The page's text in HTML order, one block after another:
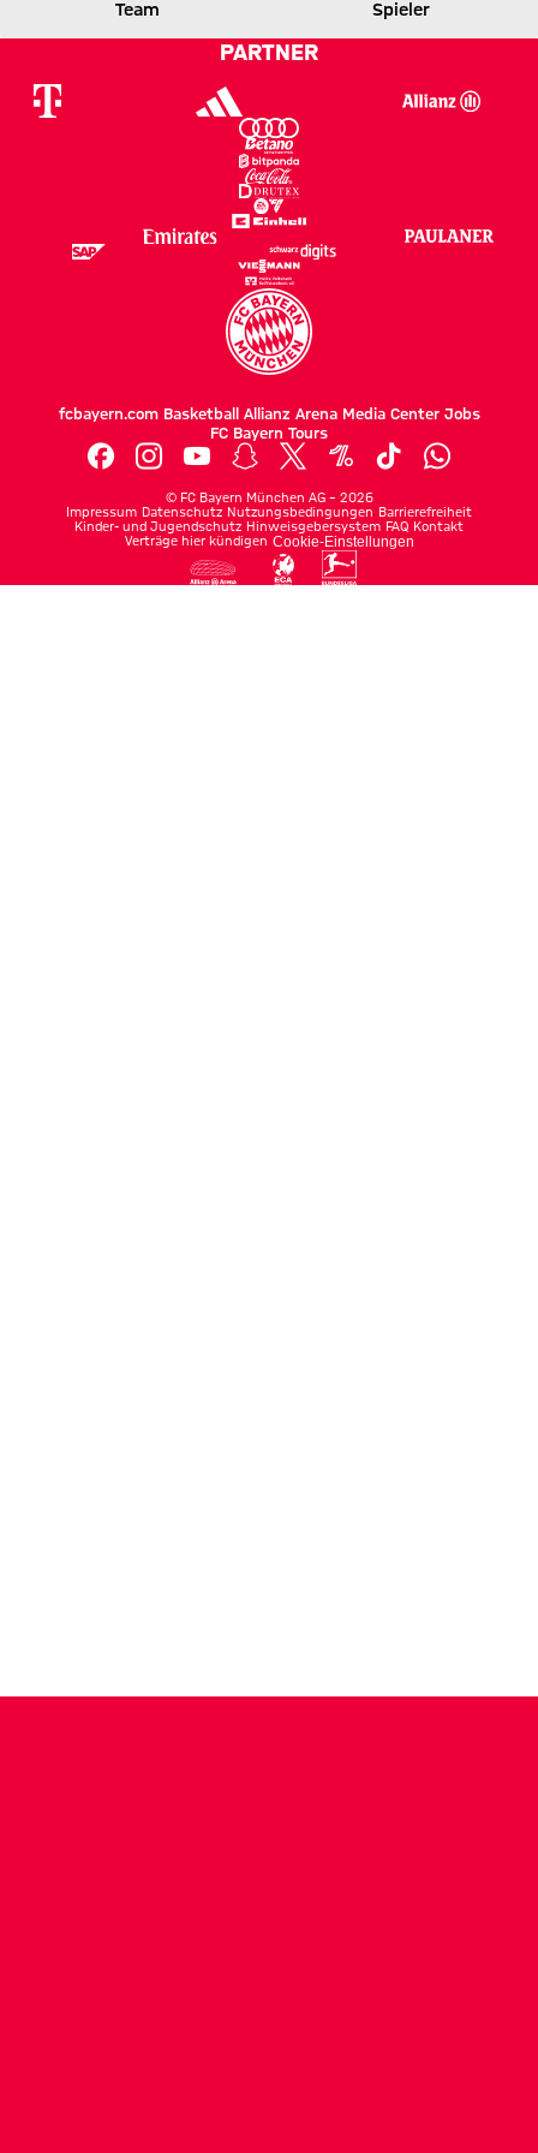
M05
Zwischenergebnis:
0 zu 1 nach Erste Halbzeit
FCB
Team Spieler
PARTNER
fcbayern.com Basketball Allianz Arena Media Center Jobs
FC Bayern Tours
© FC Bayern München AG – 2026
Impressum Datenschutz Nutzungsbedingungen Barrierefreiheit
Kinder- und Jugendschutz Hinweisgebersystem FAQ Kontakt
Verträge hier kündigen Cookie-Einstellungen